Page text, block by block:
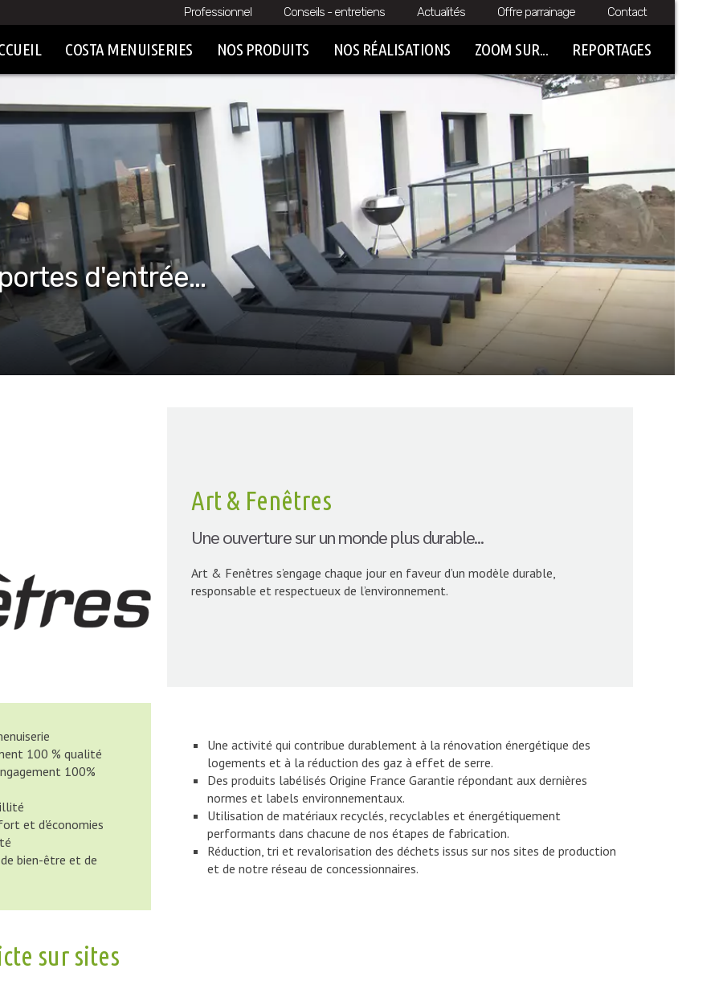
Professionnel Conseils - entretiens Actualités Offre parrainage Contact
COSTA MENUISERIES NOS PRODUITS NOS RÉALISATIONS ZOOM SUR... REPORTAGES
d'entrée...
Art & Fenêtres
Une ouverture sur un monde plus durable...
Art & Fenêtres s’engage chaque jour en faveur d’un modèle durable,
responsable et respectueux de l’environnement.
100 % qualité
100%
et d'économies
bien-être et de
Une activité qui contribue durablement à la rénovation énergétique des
logements et à la réduction des gaz à effet de serre.
Des produits labélisés Origine France Garantie répondant aux dernières
normes et labels environnementaux.
Utilisation de matériaux recyclés, recyclables et énergétiquement
performants dans chacune de nos étapes de fabrication.
Réduction, tri et revalorisation des déchets issus sur nos sites de production
et de notre réseau de concessionnaires.
sur sites